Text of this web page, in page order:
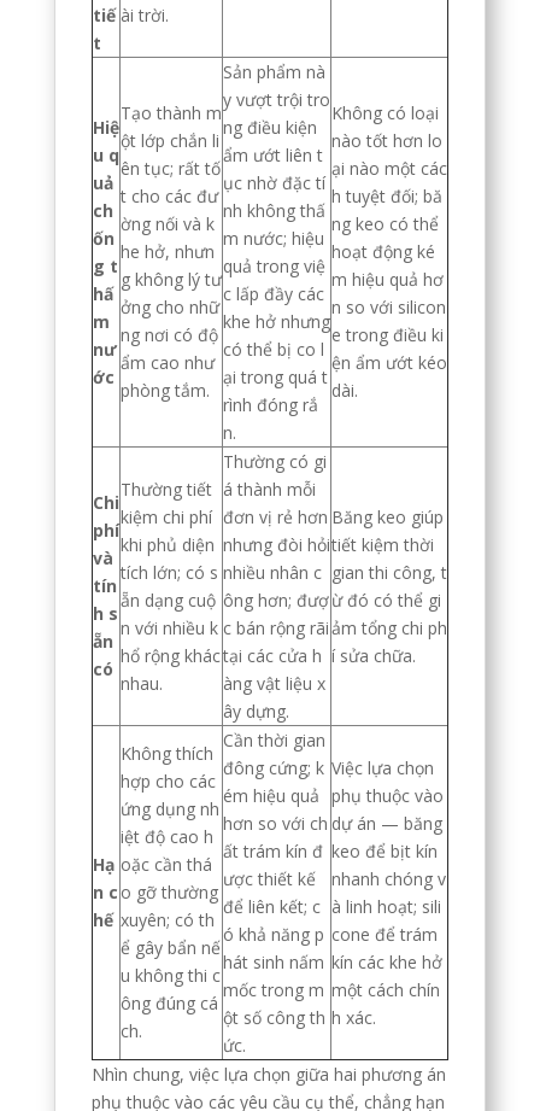
tiế
t
ài trời.
Hiệ
u q
uả
ch
ốn
g t
hấ
m
nư
ớc
Tạo thành m
ột lớp chắn li
ên tục; rất tố
t cho các đư
ờng nối và k
he hở, nhưn
g không lý tư
ởng cho nhữ
ng nơi có độ
ẩm cao như
phòng tắm.
Sản phẩm nà
y vượt trội tro
ng điều kiện
ẩm ướt liên t
ục nhờ đặc tí
nh không thấ
m nước; hiệu
quả trong việ
c lấp đầy các
khe hở nhưng
có thể bị co l
ại trong quá t
rình đóng rắ
n.
Không có loại
nào tốt hơn lo
ại nào một các
h tuyệt đối; bă
ng keo có thể
hoạt động ké
m hiệu quả hơ
n so với silicon
e trong điều ki
ện ẩm ướt kéo
dài.
Chi
phí
và
tín
h s
ẵn
có
Thường tiết
kiệm chi phí
khi phủ diện
tích lớn; có s
ẵn dạng cuộ
n với nhiều k
hổ rộng khác
nhau.
Thường có gi
á thành mỗi
đơn vị rẻ hơn
nhưng đòi hỏi
nhiều nhân c
ông hơn; đượ
c bán rộng rãi
tại các cửa h
àng vật liệu x
ây dựng.
Băng keo giúp
tiết kiệm thời
gian thi công, t
ừ đó có thể gi
ảm tổng chi ph
í sửa chữa.
Hạ
n c
hế
Không thích
hợp cho các
ứng dụng nh
iệt độ cao h
oặc cần thá
o gỡ thường
xuyên; có th
ể gây bẩn nế
u không thi c
ông đúng cá
ch.
Cần thời gian
đông cứng; k
ém hiệu quả
hơn so với ch
ất trám kín đ
ược thiết kế
để liên kết; c
ó khả năng p
hát sinh nấm
mốc trong m
ột số công th
ức.
Việc lựa chọn
phụ thuộc vào
dự án — băng
keo để bịt kín
nhanh chóng v
à linh hoạt; sili
cone để trám
kín các khe hở
một cách chín
h xác.
Nhìn chung, việc lựa chọn giữa hai phương án
phụ thuộc vào các yêu cầu cụ thể, chẳng hạn